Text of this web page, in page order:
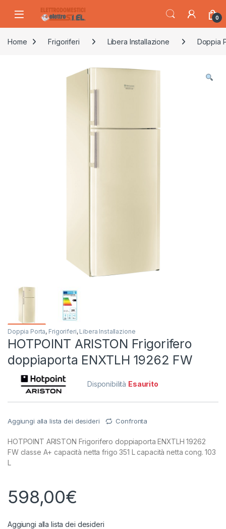
0
Home Frigoriferi Libera Installazione Doppia
Doppia Porta, Frigoriferi, Libera Installazione
HOTPOINT ARISTON Frigorifero
doppiaporta ENXTLH 19262 FW
Disponibilità Esaurito
Aggiungi alla lista dei desideri Confronta
HOTPOINT ARISTON Frigorifero doppiaporta ENXTLH 19262
FW classe A+ capacità netta frigo 351 L capacità netta cong. 103
L
598,00€
Aggiungi alla lista dei desideri